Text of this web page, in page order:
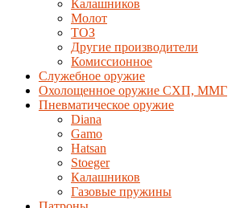
Калашников
Молот
ТОЗ
Другие производители
Комиссионное
Служебное оружие
Охолощенное оружие СХП, ММГ
Пневматическое оружие
Diana
Gamo
Hatsan
Stoeger
Калашников
Газовые пружины